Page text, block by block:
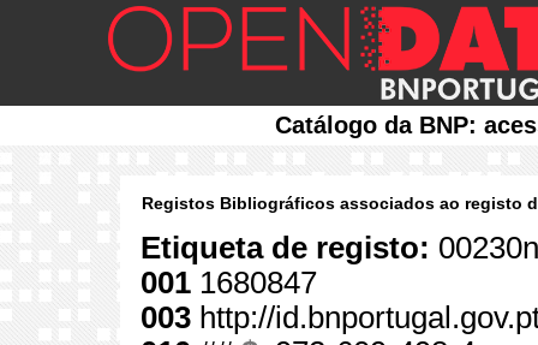
Catálogo da BNP:
Registos Bibliográficos associados ao registo
Etiqueta de registo:
001 1680847
003 http://